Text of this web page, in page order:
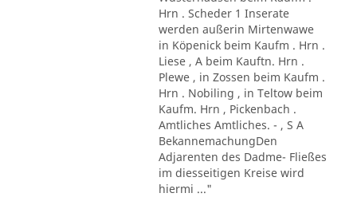
Hrn . Scheder 1 Inserate
werden außerin Mirtenwawe
in Köpenick beim Kaufm . Hrn .
Liese , A beim Kauftn. Hrn .
Plewe , in Zossen beim Kaufm .
Hrn . Nobiling , in Teltow beim
Kaufm. Hrn , Pickenbach .
Amtliches Amtliches. - , S A
BekannemachungDen
Adjarenten des Dadme- Fließes
im diesseitigen Kreise wird
hiermi ..."